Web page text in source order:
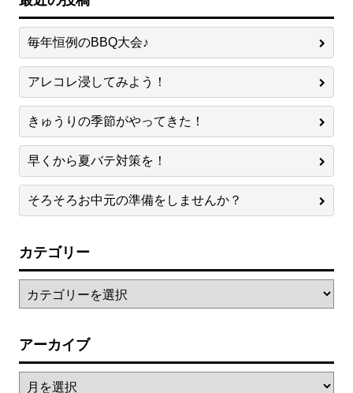
毎年恒例のBBQ大会♪
アレコレ浸してみよう！
きゅうりの季節がやってきた！
早くから夏バテ対策を！
そろそろお中元の準備をしませんか？
カテゴリー
アーカイブ